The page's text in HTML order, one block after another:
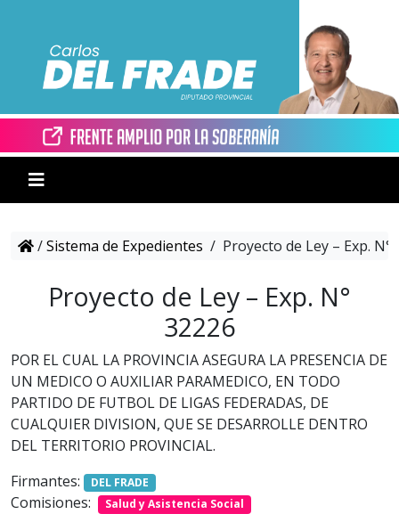
/Sistema de Expedientes / Proyecto de Ley – Exp. N°
Proyecto de Ley – Exp. N°
32226
POR EL CUAL LA PROVINCIA ASEGURA LA PRESENCIA DE
UN MEDICO O AUXILIAR PARAMEDICO, EN TODO
PARTIDO DE FUTBOL DE LIGAS FEDERADAS, DE
CUALQUIER DIVISION, QUE SE DESARROLLE DENTRO
DEL TERRITORIO PROVINCIAL.
Firmantes:
DEL FRADE
Comisiones:
Salud y Asistencia Social